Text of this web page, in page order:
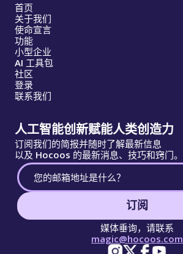
首页
关于我们
使命宣言
功能
小型企业
AI 工具包
社区
登录
联系我们
人工智能创新赋能人类创造力
订阅我们的简报并随时了解最新信息
以及 Hocoos 的最新消息、技巧和窍门。
订阅
媒体垂询，请联系
magic@hocoos.com